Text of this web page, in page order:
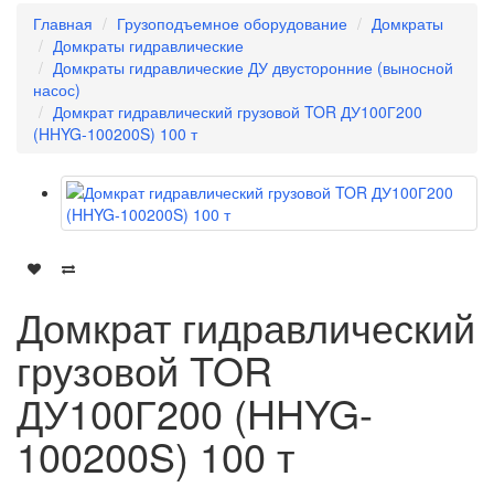
Главная Грузоподъемное оборудование
Домкраты
Домкраты гидравлические
Домкраты гидравлические ДУ двусторонние (выносной
насос)
Домкрат гидравлический грузовой TOR ДУ100Г200
(HHYG-100200S) 100 т
Домкрат гидравлический
грузовой TOR
ДУ100Г200 (HHYG-
100200S) 100 т